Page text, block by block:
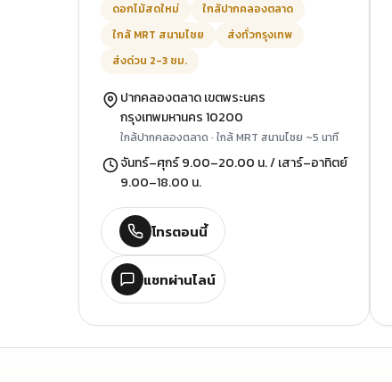
ดอกไม้สดใหม่
ใกล้ปากคลองตลาด
ใกล้ MRT สนามไชย
ส่งทั่วกรุงเทพ
ส่งด่วน 2-3 ชม.
ปากคลองตลาด เขตพระนคร
กรุงเทพมหานคร 10200
ใกล้ปากคลองตลาด · ใกล้ MRT สนามไชย ~5 นาที
จันทร์–ศุกร์ 9.00–20.00 น. / เสาร์–อาทิตย์
9.00–18.00 น.
โทรตอนนี้
แชทผ่านไลน์